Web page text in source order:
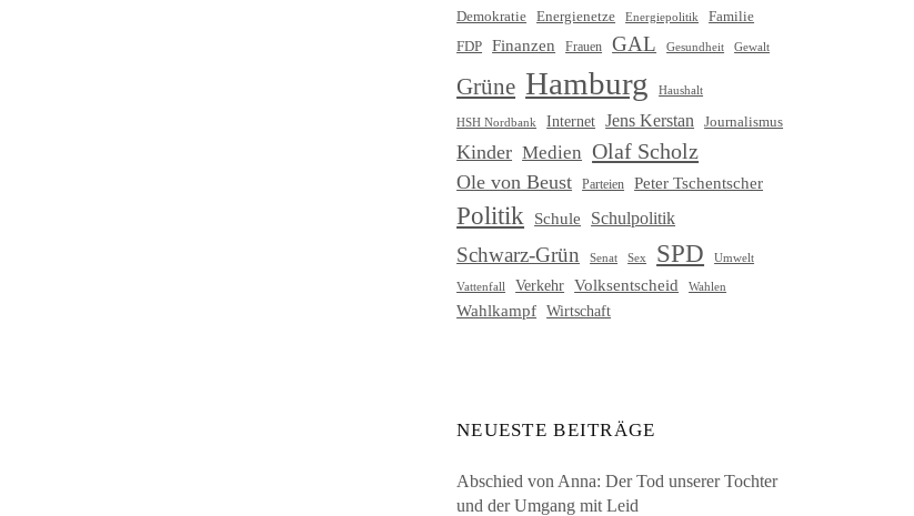
Demokratie
Energienetze Energiepolitik
Familie
FDP
Finanzen Frauen GAL Gesundheit Gewalt
Grüne Hamburg Haushalt
HSH Nordbank Internet Jens Kerstan Journalismus
Kinder Medien Olaf Scholz
Ole von Beust Parteien Peter Tschentscher
Politik Schule Schulpolitik
Schwarz-Grün Senat Sex SPD Umwelt
Vattenfall Verkehr Volksentscheid Wahlen
Wahlkampf Wirtschaft
NEUESTE BEITRÄGE
Abschied von Anna: Der Tod unserer Tochter
und der Umgang mit Leid